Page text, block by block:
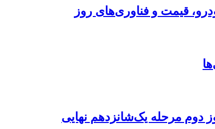
قیمت و فناوری‌های روز